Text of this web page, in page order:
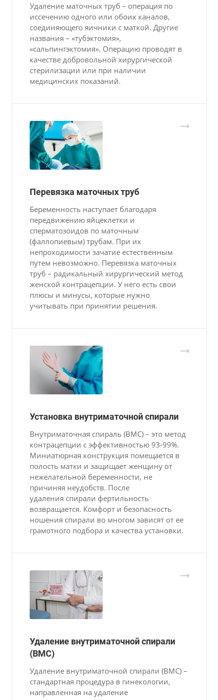
Удаление маточных труб – операция по
иссечению одного или обоих каналов,
соединяющего яичники с маткой. Другие
названия – «тубэктомия»,
«сальпингэктомия». Операцию проводят в
качестве добровольной хирургической
стерилизации или при наличии
медицинских показаний.
Перевязка маточных труб
Беременность наступает благодаря
передвижению яйцеклетки и
сперматозоидов по маточным
(фаллопиевым) трубам. При их
непроходимости зачатие естественным
путем невозможно. Перевязка маточных
труб – радикальный хирургический метод
женской контрацепции. У него есть свои
плюсы и минусы, которые нужно
учитывать при принятии решения.
Установка внутриматочной спирали
Внутриматочная спираль (ВМС) – это метод
контрацепции с эффективностью 93-99%.
Миниатюрная конструкция помещается в
полость матки и защищает женщину от
нежелательной беременности, не
причиняя неудобств. После
удаления спирали фертильность
возвращается. Комфорт и безопасность
ношения спирали во многом зависят от ее
грамотного подбора и качества установки.
Удаление внутриматочной спирали
(ВМС)
Удаление внутриматочной спирали (ВМС) –
стандартная процедура в гинекологии,
направленная на удаление